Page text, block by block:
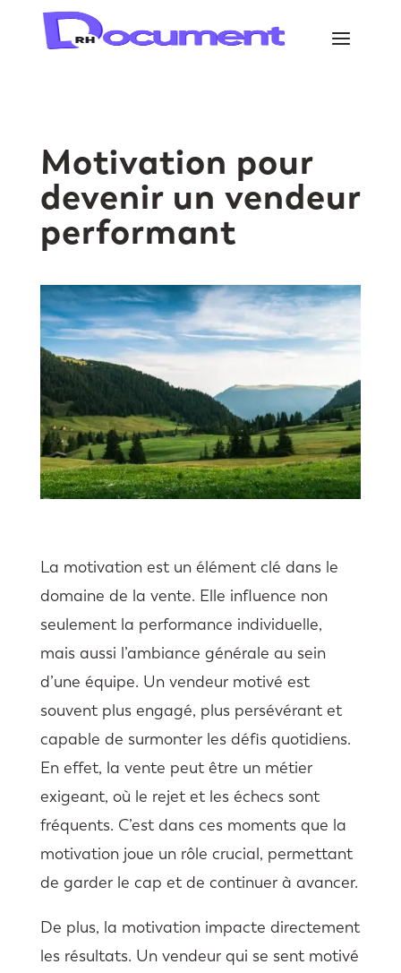
Motivation pour
devenir un vendeur
performant
La motivation est un élément clé dans le
domaine de la vente. Elle influence non
seulement la performance individuelle,
mais aussi l’ambiance générale au sein
d’une équipe. Un vendeur motivé est
souvent plus engagé, plus persévérant et
capable de surmonter les défis quotidiens.
En effet, la vente peut être un métier
exigeant, où le rejet et les échecs sont
fréquents. C’est dans ces moments que la
motivation joue un rôle crucial, permettant
de garder le cap et de continuer à avancer.
De plus, la motivation impacte directement
les résultats. Un vendeur qui se sent motivé